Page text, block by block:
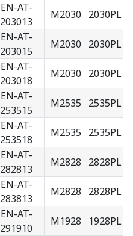
EN-AT-
203013
M2030 2030PL
EN-AT-
203015
M2030 2030PL
EN-AT-
203018
M2030 2030PL
EN-AT-
253515
M2535 2535PL
EN-AT-
253518
M2535 2535PL
EN-AT-
282813
M2828 2828PL
EN-AT-
283813
M2828 2828PL
EN-AT-
291910
M1928 1928PL